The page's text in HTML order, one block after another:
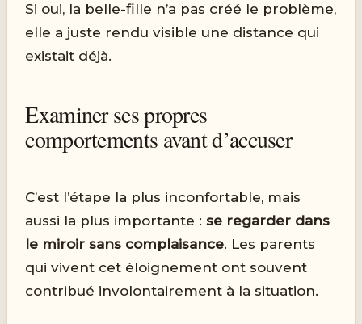
Si oui, la belle-fille n’a pas créé le problème,
elle a juste rendu visible une distance qui
existait déjà.
Examiner ses propres
comportements avant d’accuser
C’est l’étape la plus inconfortable, mais
aussi la plus importante :se regarder dans
le miroir sans complaisance. Les parents
qui vivent cet éloignement ont souvent
contribué involontairement à la situation.